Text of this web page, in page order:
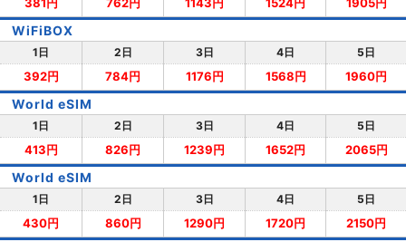
WiFiBOX
1日 2日 3日 4日 5日
392円 784円 1176円 1568円 1960円
World eSIM
1日 2日 3日 4日 5日
413円 826円 1239円 1652円 2065円
World eSIM
1日 2日 3日 4日 5日
430円 860円 1290円 1720円 2150円